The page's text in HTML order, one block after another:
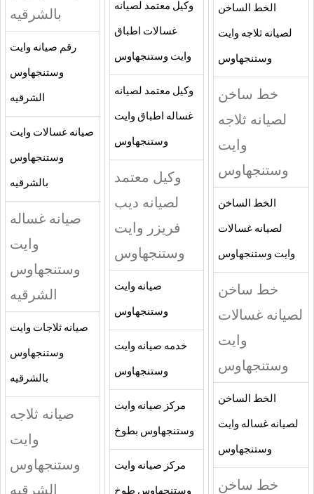
الخط الساخن
لصيانه ثلاجه وايت
وستنجهاوس
خط ساخن
لصيانه ثلاجه
وايت
وستنجهاوس
الخط الساخن
لصيانه غسالات
وايت وستنجهاوس
خط ساخن
لصيانه غسالات
وايت
وستنجهاوس
الخط الساخن
لصيانه غساله وايت
وستنجهاوس
خط ساخن
وكيل معتمد لصيانه
غسالات اطباق
وايت وستنجهاوس
وكيل معتمد لصيانه
غساله اطباق وايت
وستنجهاوس
وكيل معتمد
لصيانه ديب
فريزر وايت
وستنجهاوس
صيانه وايت
وستنجهاوس
خدمه صيانه وايت
وستنجهاوس
مركز صيانه وايت
وستنجهاوس بطوخ
مركز صيانه وايت
وستنجهاوس طوخ
بالشرقيه
رقم صيانه وايت
وستنجهاوس
الشرقيه
صيانه غسالات وايت
وستنجهاوس
بالشرقيه
صيانه غساله
وايت
وستنجهاوس
الشرقيه
صيانه ثلاجات وايت
وستنجهاوس
بالشرقيه
صيانه ثلاجه
وايت
وستنجهاوس
الشرقيه